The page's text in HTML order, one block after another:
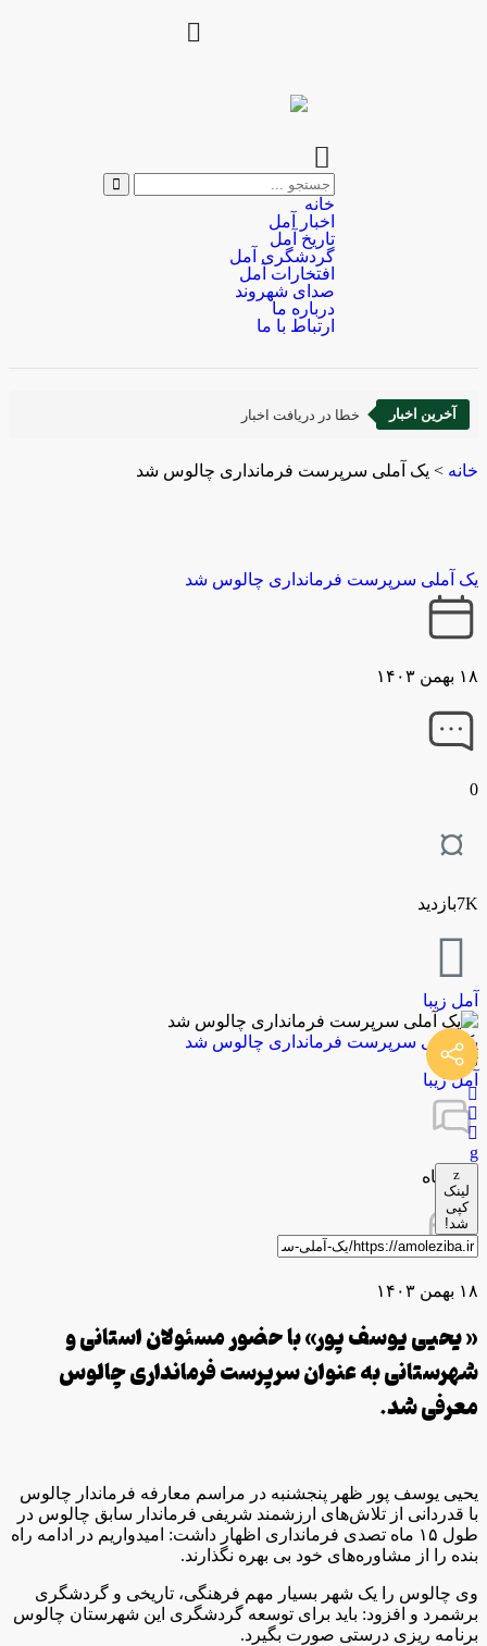
خانه
اخبار آمل
تاریخ آمل
گردشگری آمل
افتخارات آمل
صدای شهروند
درباره ما
ارتباط با ما
آخرین اخبار خطا در دریافت اخبار
خانه > یک آملی سرپرست فرمانداری چالوس شد
یک آملی سرپرست فرمانداری چالوس شد
۱۸ بهمن ۱۴۰۳
0
7Kبازدید
آمل زیبا
لینک
کپی
شد!
یک آملی سرپرست فرمانداری چالوس شد
توسط
آمل زیبا
۱۸ بهمن ۱۴۰۳
« یحیی یوسف پور» با حضور مسئولان استانی و
شهرستانی به عنوان سرپرست فرمانداری چالوس
معرفی شد.
یحیی یوسف پور ظهر پنجشنبه در مراسم معارفه فرماندار چالوس
با قدردانی از تلاش‌های ارزشمند شریفی فرماندار سابق چالوس در
طول ۱۵ ماه تصدی فرمانداری اظهار داشت: امیدواریم در ادامه راه
بنده را از مشاوره‌های خود بی بهره نگذارند.
وی چالوس را یک شهر بسیار مهم فرهنگی، تاریخی و گردشگری
برشمرد و افزود: باید برای توسعه گردشگری این شهرستان چالوس
برنامه ریزی درستی صورت بگیرد.